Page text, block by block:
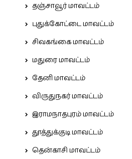
தஞ்சாவூர் மாவட்டம்
புதுக்கோட்டை மாவட்டம்
சிவகங்கை மாவட்டம்
மதுரை மாவட்டம்
தேனி மாவட்டம்
விருதுநகர் மாவட்டம்
இராமநாதபுரம் மாவட்டம்
தூத்துக்குடி மாவட்டம்
தென்காசி மாவட்டம்